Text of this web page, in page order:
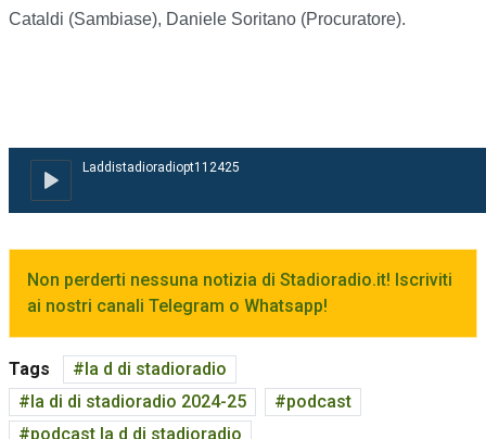
Cataldi (Sambiase), Daniele Soritano (Procuratore).
Non perderti nessuna notizia di Stadioradio.it! Iscriviti
ai nostri canali Telegram o Whatsapp!
Tags
la d di stadioradio
la di di stadioradio 2024-25
podcast
podcast la d di stadioradio